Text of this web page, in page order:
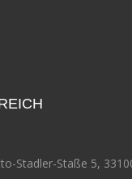
Stadler-Staße 5,